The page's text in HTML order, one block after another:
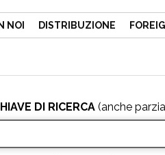
NOI DISTRIBUZIONE
DI RICERCA(anche